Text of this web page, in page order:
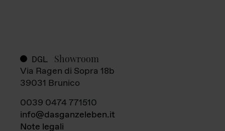
DGL Showroom
Via Ragen di Sopra 18b
39031 Brunico
0039 0474 771510
info@dasganzeleben.it
Note legali